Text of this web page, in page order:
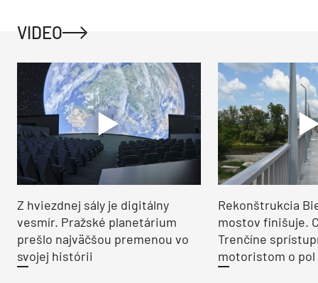
VIDEO
Z hviezdnej sály je digitálny
vesmír. Pražské planetárium
prešlo najväčšou premenou vo
svojej histórii
Rekonštrukcia
mostov finišuje.
Trenčíne
motoristom o pol